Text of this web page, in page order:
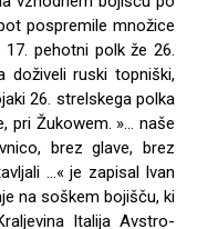
pospremile množice
pehotni polk že 26.
doživeli ruski topniški,
26. strelskega polka
pri Žukowem. »… naše
brez glave, brez
…« je zapisal Ivan
na soškem bojišču, ki
Italija Avstro-